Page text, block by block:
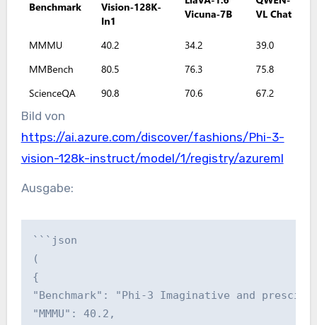
Bild von
https://ai.azure.com/discover/fashions/Phi-3-
vision-128k-instruct/model/1/registry/azureml
Ausgabe:
```json
(
{
"Benchmark": "Phi-3 Imaginative and
"MMMU": 40.2,